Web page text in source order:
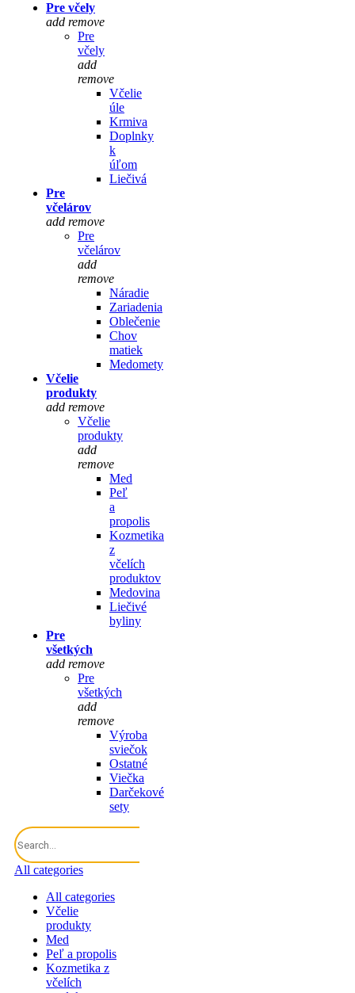
Pre včely
add remove
Pre
včely
add
remove
Včelie
úle
Krmiva
Doplnky
k
úľom
Liečivá
Pre
včelárov
add remove
Pre
včelárov
add
remove
Náradie
Zariadenia
Oblečenie
Chov
matiek
Medomety
Včelie
produkty
add remove
Včelie
produkty
add
remove
Med
Peľ
a
propolis
Kozmetika
z
včelích
produktov
Medovina
Liečivé
byliny
Pre
všetkých
add remove
Pre
všetkých
add
remove
Výroba
sviečok
Ostatné
Viečka
Darčekové
sety
All categories
All categories
Včelie
produkty
Med
Peľ a propolis
Kozmetika z
včelích